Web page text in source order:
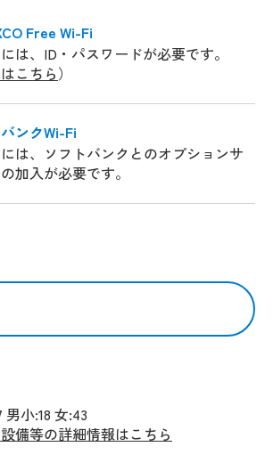
Free Wi-Fi
は、ID・パスワードが必要です。
こちら）
ンクWi-Fi
は、ソフトバンクとのオプションサ
加入が必要です。
男小:18 女:43
設備等の詳細情報はこちら